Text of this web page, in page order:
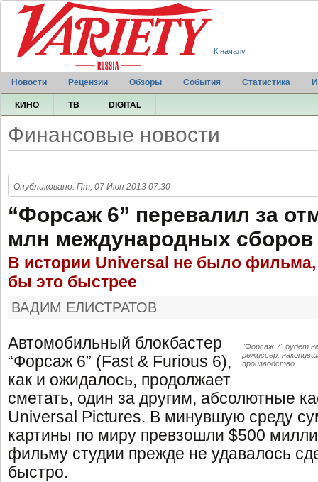
К началу
Новости Рецензии Обзоры События Статистика
КИНО ТВ DIGITAL
Финансовые новости
Опубликовано: Пт, 07 Июн 2013 07:30
“Форсаж 6” перевалил за
млн международных сборов
В истории Universal не было
бы это быстрее
ВАДИМ ЕЛИСТРАТОВ
"Форсаж 7" будет
режиссер,
производство
Автомобильный блокбастер
“Форсаж 6” (Fast & Furious 6),
как и ожидалось, продолжает
сметать, один за другим, абсолютные
Universal Pictures. В минувшую среду
картины по миру превзошли $500
фильму студии прежде не удавалось
быстро.